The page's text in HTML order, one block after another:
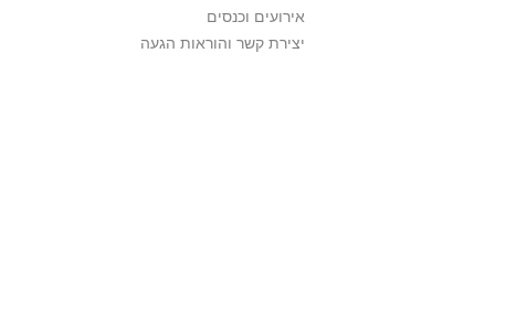
אירועים וכנסים
יצירת קשר והוראות הגעה